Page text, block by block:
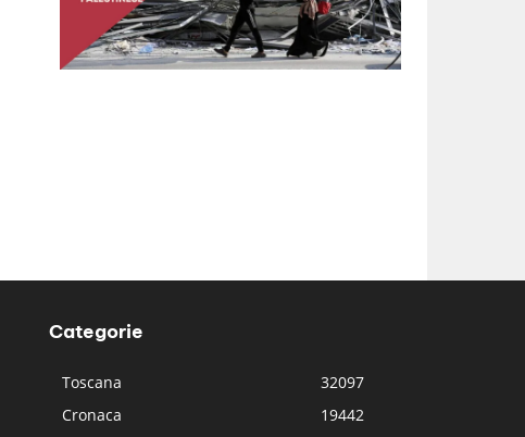
Categorie
Toscana
32097
Cronaca
19442